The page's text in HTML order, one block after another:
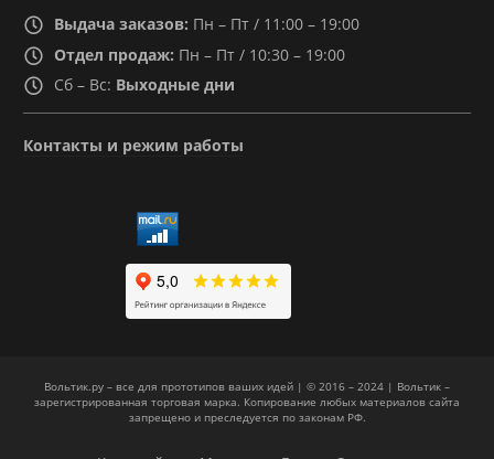
Выдача заказов: Пн – Пт / 11:00 – 19:00
Отдел продаж: Пн – Пт / 10:30 – 19:00
Сб – Вс: Выходные дни
Контакты и режим работы
Вольтик.ру – все для прототипов ваших идей | © 2016 – 2024 | Вольтик –
зарегистрированная торговая марка. Копирование любых материалов сайта
запрещено и преследуется по законам РФ.